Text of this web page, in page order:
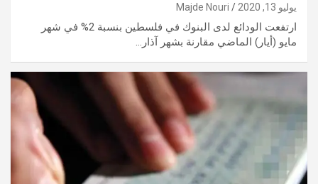
يوليو 13, 2020 Majde Nouri
ارتفعت الودائع لدى البنوك في فلسطين بنسبة 2% في شهر
مايو (أيار) الماضي مقارنة بشهر آذار…